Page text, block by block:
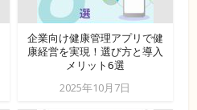
企業向け健康管理アプリで健
康経営を実現！選び方と導入
メリット6選
2025年10月7日